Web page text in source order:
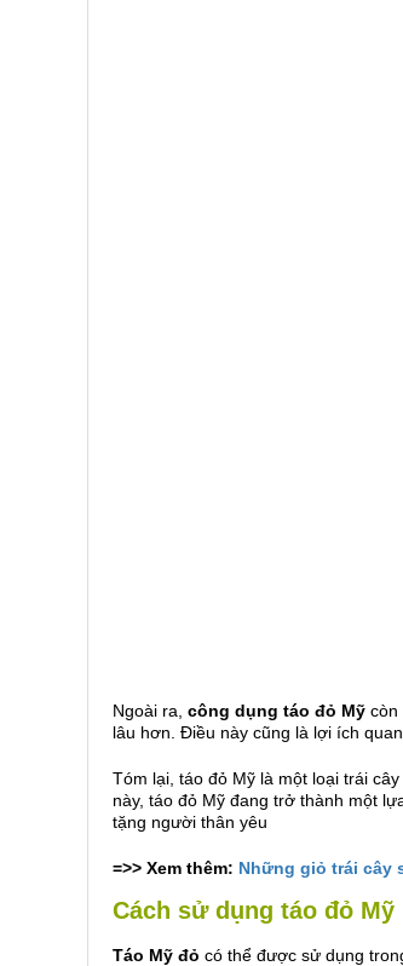
Ngoài ra, công dụng táo đỏ Mỹ còn
lâu hơn. Điều này cũng là lợi ích
Tóm lại, táo đỏ Mỹ là một loại trái
này, táo đỏ Mỹ đang trở thành một
tặng người thân yêu
=>> Xem thêm: Những giỏ trái cây
Cách sử dụng táo đỏ Mỹ
Táo Mỹ đỏ có thể được sử dụng